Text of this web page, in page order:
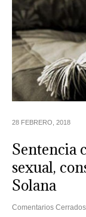
28 FEBRERO, 2018
Sentencia
sexual,
Solana
Comentarios Cerrados